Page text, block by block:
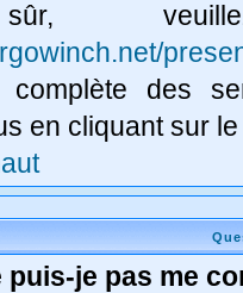
complète des
en cliquant sur
puis-je pas me